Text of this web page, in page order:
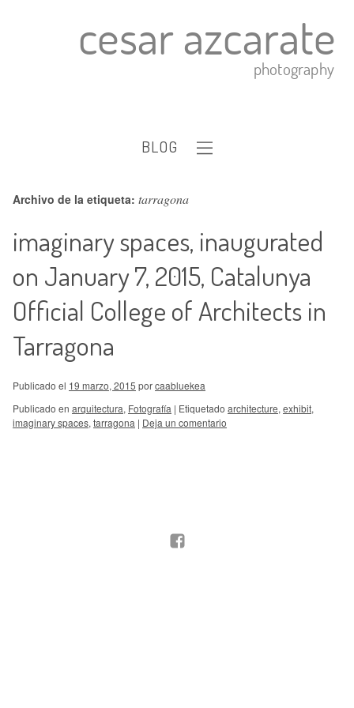
BLOG
Archivo de la etiqueta: tarragona
imaginary spaces, inaugurated
on January 7, 2015, Catalunya
Official College of Architects in
Tarragona
Publicado el 19 marzo, 2015 porcaabluekea
Publicado en arquitectura, Fotografía | Etiquetado architecture, exhibit,
imaginary spaces, tarragona | Deja un comentario